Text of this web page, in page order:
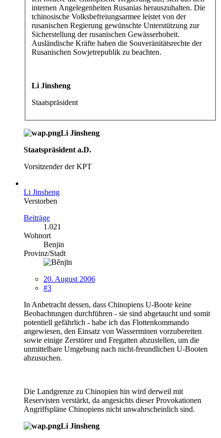
internen Angelegenheiten Rusanias herauszuhalten. Die
tchinosische Volksbefreiungsarmee leistet von der
rusanischen Regierung gewünschte Unterstützung zur
Sicherstellung der rusanischen Gewässerhoheit.
Ausländische Kräfte haben die Souveränitätsrechte der
Rusanischen Sowjetrepublik zu beachten.
Li Jinsheng
Staatspräsident
Li Jinsheng
Staatspräsident a.D.
Vorsitzender der KPT
Li Jinsheng
Verstorben
Beiträge
1.021
Wohnort
Benjin
Provinz/Stadt
20. August 2006
#3
In Anbetracht dessen, dass Chinopiens U-Boote keine
Beobachtungen durchführen - sie sind abgetaucht und somit
potentiell gefährlich - habe ich das Flottenkommando
angewiesen, den Einsatz von Wasserminen vorzubereiten
sowie einige Zerstörer und Fregatten abzustellen, um die
unmittelbare Umgebung nach nicht-freundlichen U-Booten
abzusuchen.
Die Landgrenze zu Chinopien hin wird derweil mit
Reservisten verstärkt, da angesichts dieser Provokationen
Angriffspläne Chinopiens nicht unwahrscheinlich sind.
Li Jinsheng